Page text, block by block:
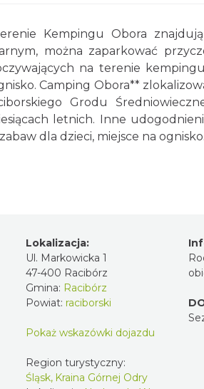
Kempingu Obora
można zaparkować
na terenie
Camping Obora**
Grodu
letnich. Inne
dla dzieci, miejsce na ognisko.
Lokalizacja:
Ul. Markowicka 1
47-400 Racibórz
Gmina: Racibórz
Powiat: raciborski
Pokaż wskazówki dojazdu
Region turystyczny:
Śląsk, Kraina Górnej Odry